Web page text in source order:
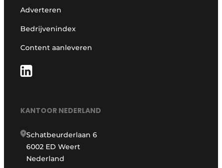
Adverteren
Bedrijvenindex
Content aanleveren
KANTOOR NEDERLAND
Schatbeurderlaan 6
6002 ED Weert
Nederland